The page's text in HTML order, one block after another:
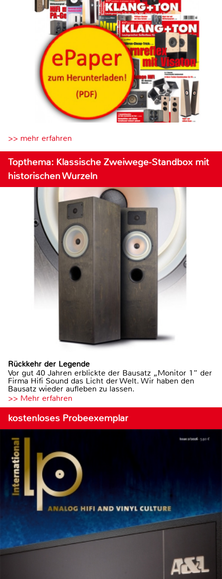
>> mehr erfahren
Topthema: Klassische Zweiwege-Standbox mit
historischen Wurzeln
Rückkehr der Legende
Vor gut 40 Jahren erblickte der Bausatz „Monitor 1“ der
Firma Hifi Sound das Licht der Welt. Wir haben den
Bausatz wieder aufleben zu lassen.
>> Mehr erfahren
kostenloses Probeexemplar